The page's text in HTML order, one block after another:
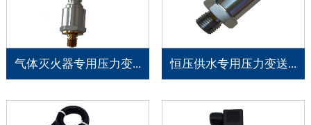
气体灭火器专用压力变... 恒压供水专用压力变送...